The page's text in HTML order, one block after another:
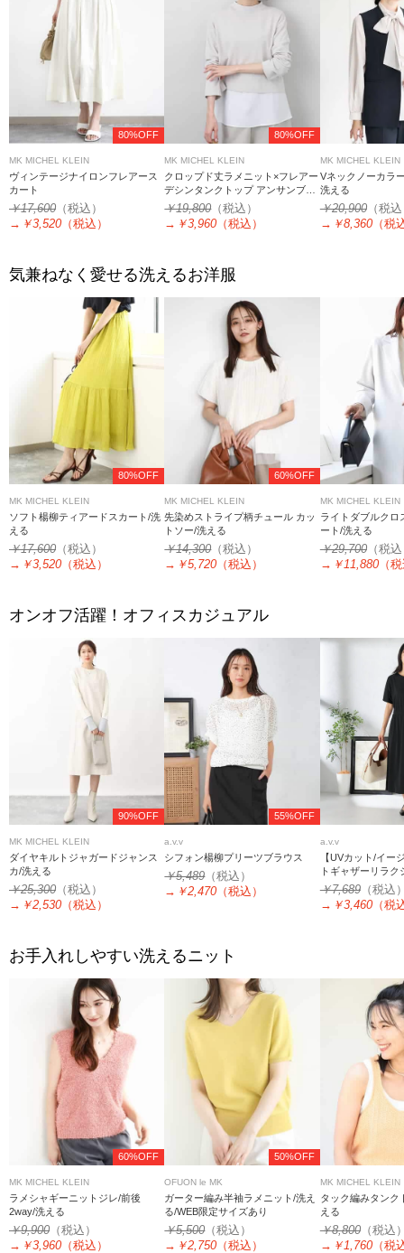
80%OFF
MK MICHEL KLEIN
ヴィンテージナイロンフレアース
カート
￥17,600 （税込）
→ ￥3,520 （税込）
80%OFF
MK MICHEL KLEIN
クロップド丈ラメニット×フレアー
デシンタンクトップ アンサンブル/
洗える
￥19,800（税込）
→ ￥3,960 （税込）
MK MICHEL KLEIN
Vネックノーカラ
洗える
￥20,900（税
→ ￥8,360（税
気兼ねなく愛せる洗えるお洋服
80%OFF
MK MICHEL KLEIN
ソフト楊柳ティアードスカート/洗
える
￥17,600 （税込）
→ ￥3,520 （税込）
60%OFF
MK MICHEL KLEIN
先染めストライプ柄チュール カッ
トソー/洗える
￥14,300（税込）
→ ￥5,720 （税込）
MK MICHEL KLEIN
ライトダブルクロ
ート/洗える
￥29,700（税
→ ￥11,880（
オンオフ活躍！オフィスカジュアル
90%OFF
MK MICHEL KLEIN
ダイヤキルトジャガードジャンス
カ/洗える
￥25,300 （税込）
→ ￥2,530 （税込）
55%OFF
a.v.v
シフォン楊柳プリーツブラウス
￥5,489（税込）
→ ￥2,470 （税込）
a.v.v
【UVカット/イー
トギャザーリラ
ス
￥7,689（税込
→ ￥3,460（税
お手入れしやすい洗えるニット
60%OFF
MK MICHEL KLEIN
ラメシャギーニットジレ/前後
2way/洗える
￥9,900 （税込）
→ ￥3,960 （税込）
50%OFF
OFUON le MK
ガーター編み半袖ラメニット/洗え
る/WEB限定サイズあり
￥5,500（税込）
→ ￥2,750 （税込）
MK MICHEL KLEIN
タック編みタンク
える
￥8,800（税込
→ ￥1,760（税